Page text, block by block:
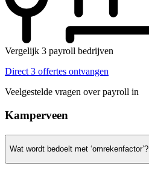
Vergelijk 3 payroll bedrijven
Direct 3 offertes ontvangen
Veelgestelde vragen over payroll in
Kamperveen
Wat wordt bedoelt met ‘omrekenfactor’?